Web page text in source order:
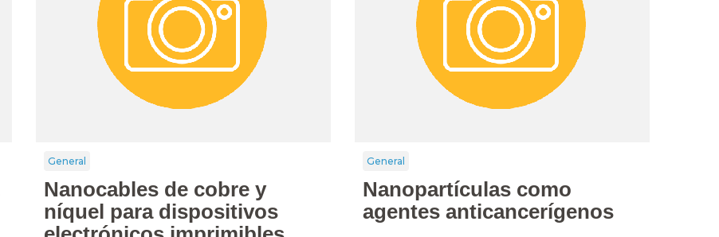
General
Nanocables de cobre y
níquel para dispositivos
General
Nanopartículas como
agentes anticancerígenos